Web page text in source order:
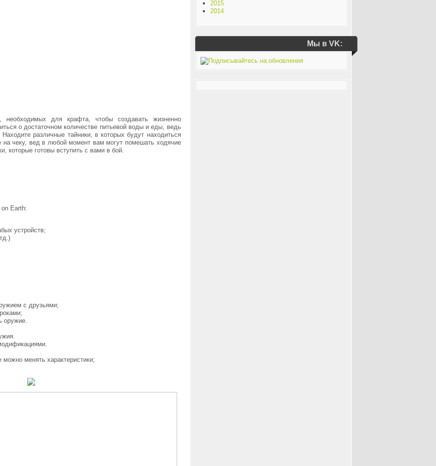
необходимых для крафта, чтобы создавать жизненно
о достаточном количестве питьевой воды и еды, ведь
различные тайники, в которых будут находиться
чеку, вед в любой момент вам могут помешать ходячие
которые готовы вступить с вами в бой.
Earth:
устройств;
с друзьями;
оружие.
менять характеристики;
2015
2014
Мы в VK: